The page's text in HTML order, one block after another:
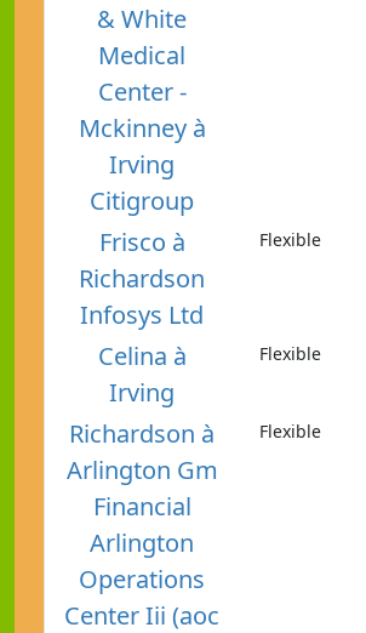
& White
Medical
Center -
Mckinney à
Irving
Citigroup
Frisco à
Richardson
Infosys Ltd
Flexible
Celina à
Irving
Flexible
Richardson à
Arlington Gm
Financial
Arlington
Operations
Center Iii (aoc
Flexible